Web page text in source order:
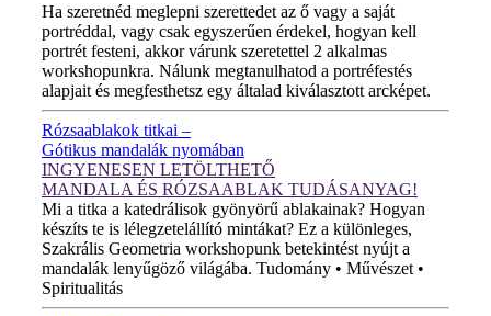
Ha szeretnéd meglepni szerettedet az ő vagy a saját
portréddal, vagy csak egyszerűen érdekel, hogyan kell
portrét festeni, akkor várunk szeretettel 2 alkalmas
workshopunkra. Nálunk megtanulhatod a portréfestés
alapjait és megfesthetsz egy általad kiválasztott arcképet.
Rózsaablakok titkai –
Gótikus mandalák nyomában
INGYENESEN LETÖLTHETŐ
MANDALA ÉS RÓZSAABLAK TUDÁSANYAG!
Mi a titka a katedrálisok gyönyörű ablakainak? Hogyan
készíts te is lélegzetelállító mintákat? Ez a különleges,
Szakrális Geometria workshopunk betekintést nyújt a
mandalák lenyűgöző világába. Tudomány • Művészet •
Spiritualitás